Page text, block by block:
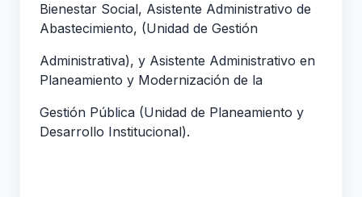
Bienestar Social, Asistente Administrativo de
Abastecimiento, (Unidad de Gestión
Administrativa), y Asistente Administrativo en
Planeamiento y Modernización de la
Gestión Pública (Unidad de Planeamiento y
Desarrollo Institucional).